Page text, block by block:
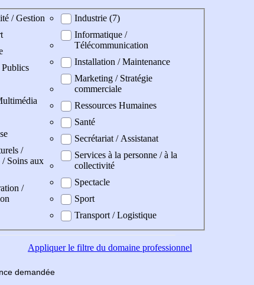
/ Gestion
/
Soins aux
/
Industrie (7)
Informatique /
Télécommunication
Installation / Maintenance
Marketing / Stratégie
commerciale
Ressources Humaines
Santé
Secrétariat / Assistanat
Services à la personne / à la
collectivité
Spectacle
Sport
Transport / Logistique
Appliquerle filtre du domaine professionnel
demandée